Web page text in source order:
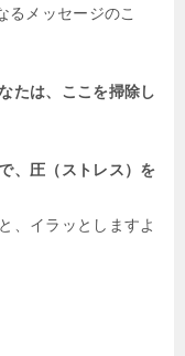
るメッセージのこ
たは、ここを掃除し
、圧（ストレス）を
、イラッとしますよ